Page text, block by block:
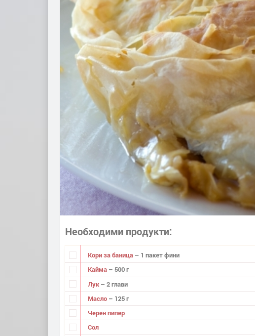
Необходими продукти
Кори за баница – 1 пакет фини
Кайма – 500 г
Лук – 2 глави
Масло – 125 г
Черен пипер
Сол